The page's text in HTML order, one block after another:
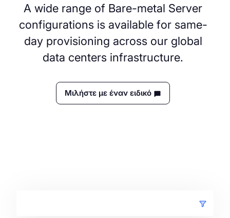
A wide range of Bare-metal Server
configurations is available for same-
day provisioning across our global
data centers infrastructure.
Μιλήστε με έναν ειδικό